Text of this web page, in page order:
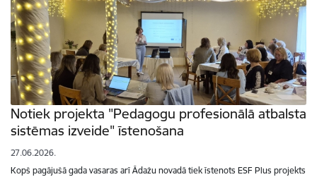
Notiek projekta "Pedagogu profesionālā atbalsta
sistēmas izveide" īstenošana
27.06.2026.
Kopš pagājušā gada vasaras arī Ādažu novadā tiek īstenots ESF Plus projekts